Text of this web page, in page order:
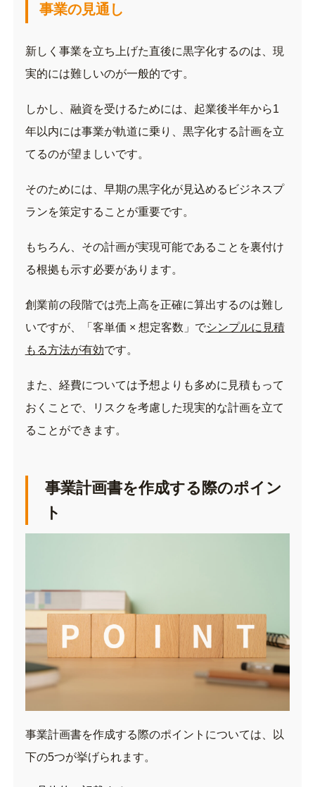
事業の見通し
新しく事業を立ち上げた直後に黒字化するのは、現
実的には難しいのが一般的です。
しかし、融資を受けるためには、起業後半年から1
年以内には事業が軌道に乗り、黒字化する計画を立
てるのが望ましいです。
そのためには、早期の黒字化が見込めるビジネスプ
ランを策定することが重要です。
もちろん、その計画が実現可能であることを裏付け
る根拠も示す必要があります。
創業前の段階では売上高を正確に算出するのは難し
いですが、「客単価 × 想定客数」でシンプルに見積
もる方法が有効です。
また、経費については予想よりも多めに見積もって
おくことで、リスクを考慮した現実的な計画を立て
ることができます。
事業計画書を作成する際のポイン
ト
事業計画書を作成する際のポイントについては、以
下の5つが挙げられます。